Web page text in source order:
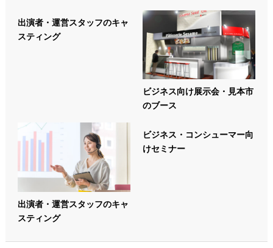
出演者・運営スタッフのキャ
スティング
ビジネス向け展示会・見本市
のブース
出演者・運営スタッフのキャ
スティング
ビジネス・コンシューマー向
けセミナー